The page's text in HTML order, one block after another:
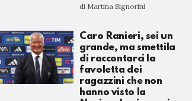
di Martina Signorini
Caro Ranieri, sei un
grande, ma smettila
di raccontarci la
favoletta dei
ragazzini che non
hanno visto la